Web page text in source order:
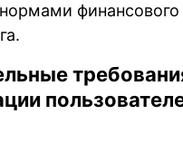
финансового